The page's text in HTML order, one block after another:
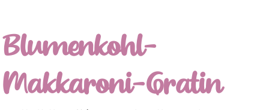
Blumenkohl-
Makkaroni-Gratin